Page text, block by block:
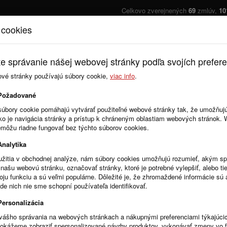
Celkovo zverejnených 69 zmlúv,
Úvod Cenník
prihlásiť sa k odberu dokumentov z portálu Register zmlúv, faktúr a
kanál a do adresného riadku dopíšte /obec_alias.
správanie nášej webovej stránky podľa svojích
stránky používajú súbory cookie, viac info.
cookie pomáhajú vytvárať použiteľné webové stránky tak, že
je navigácia stránky a prístup k chráneným oblastiam webových stránok.
riadne fungovať bez týchto súborov cookies.
v obchodnej analýze, nám súbory cookies umožňujú rozumieť, akým
webovú stránku, označovať stránky, ktoré je potrebné vylepšiť, alebo
funkciu a sú veľmi populárne. Dôležité je, že zhromaždené informácie sú
nich nie sme schopní používateľa identifikovať.
správania na webových stránkach a nákupnými preferenciami